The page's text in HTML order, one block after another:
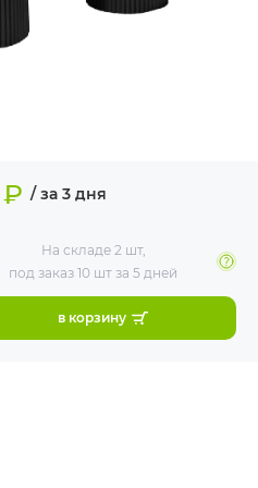
₽ / за 3 дня
На складе 2 шт,
под заказ 10 шт за 5 дней
в корзину